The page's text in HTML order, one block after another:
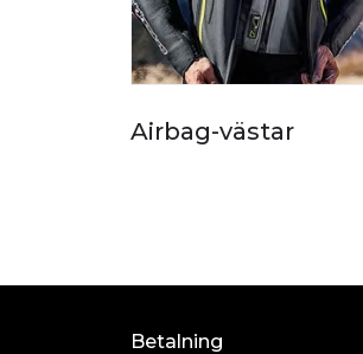
Airbag-västar
Betalning